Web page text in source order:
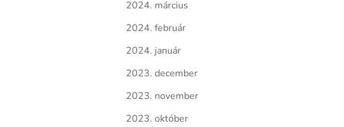
2024. március
2024. február
2024. január
2023. december
2023. november
2023. október